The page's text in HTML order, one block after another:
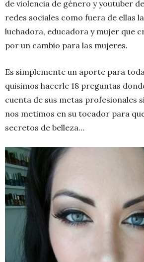
de violencia de género y youtuber
redes sociales como fuera de ellas
luchadora, educadora y mujer que
por un cambio para las mujeres.
Es simplemente un aporte para
quisimos hacerle 18 preguntas
cuenta de sus metas profesionales
nos metimos en su tocador para
secretos de belleza…